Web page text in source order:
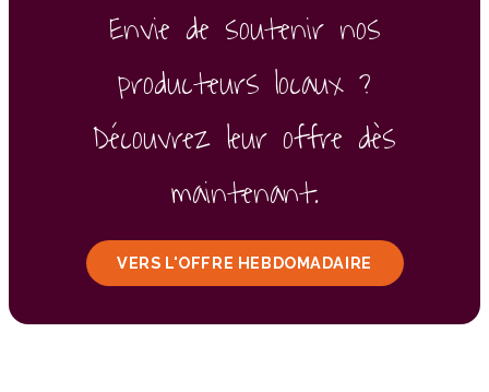
Envie de soutenir nos
producteurs locaux ?
Découvrez leur offre dès
maintenant.
VERS L'OFFRE HEBDOMADAIRE